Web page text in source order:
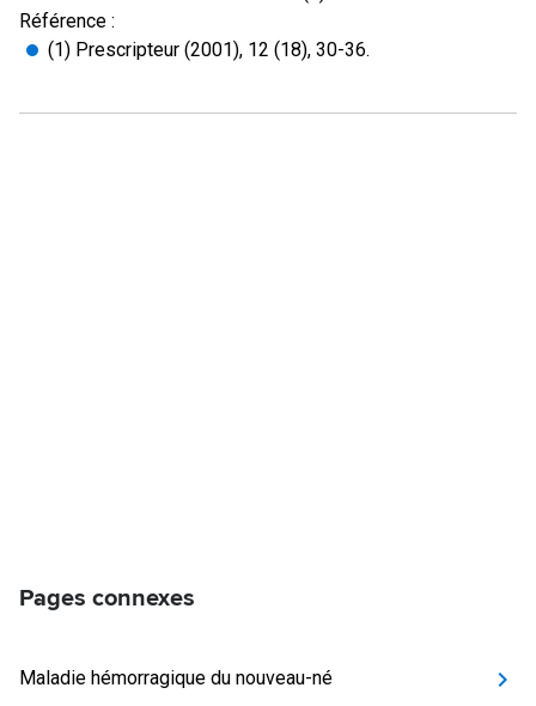
Référence :
(1) Prescripteur (2001), 12 (18), 30-36.
Pages connexes
Maladie hémorragique du nouveau-né